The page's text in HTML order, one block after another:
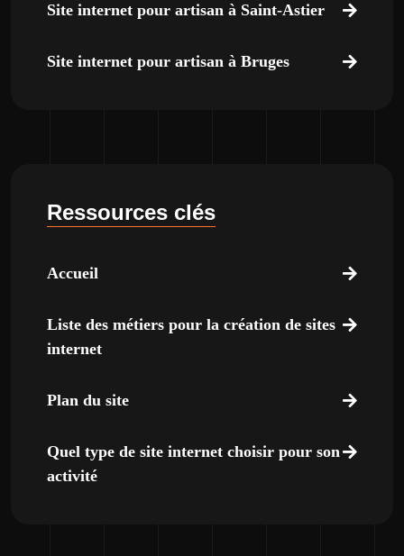
Site internet pour artisan à Saint-Astier
Site internet pour artisan à Bruges
Ressources clés
Accueil
Liste des métiers pour la création de sites
internet
Plan du site
Quel type de site internet choisir pour son
activité